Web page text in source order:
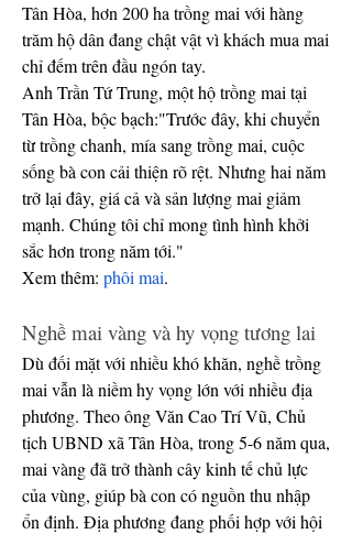
Tân Hòa, hơn 200 ha trồng mai với hàng
trăm hộ dân đang chật vật vì khách mua mai
chỉ đếm trên đầu ngón tay.
Anh Trần Tứ Trung, một hộ trồng mai tại
Tân Hòa, bộc bạch:"Trước đây, khi chuyển
từ trồng chanh, mía sang trồng mai, cuộc
sống bà con cải thiện rõ rệt. Nhưng hai năm
trở lại đây, giá cả và sản lượng mai giảm
mạnh. Chúng tôi chỉ mong tình hình khởi
sắc hơn trong năm tới."
Xem thêm: phôi mai.
Nghề mai vàng và hy vọng tương lai
Dù đối mặt với nhiều khó khăn, nghề trồng
mai vẫn là niềm hy vọng lớn với nhiều địa
phương. Theo ông Văn Cao Trí Vũ, Chủ
tịch UBND xã Tân Hòa, trong 5-6 năm qua,
mai vàng đã trở thành cây kinh tế chủ lực
của vùng, giúp bà con có nguồn thu nhập
ổn định. Địa phương đang phối hợp với hội